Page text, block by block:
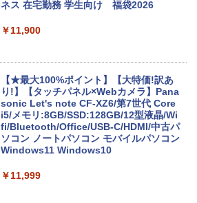
ネス 在宅勤務 学生向け 福袋2026
￥11,900
【★最大100%ポイント】【大特価!訳あ
り!】【タッチパネル×Webカメラ】Pana
sonic Let's note CF-XZ6/第7世代 Core
i5/メモリ:8GB/SSD:128GB/12型液晶/Wi
fi/Bluetooth/Office/USB-C/HDMI/中古パ
ソコン ノートパソコン モバイルパソコン
Windows11 Windows10
￥11,999